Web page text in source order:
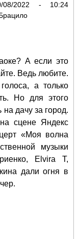
08/2022 - 10:24
А если это
Ведь любите.
а только
Но для этого
дачу за город.
сцене Яндекс
«Моя волна
музыки
Elvira T,
дали огня в